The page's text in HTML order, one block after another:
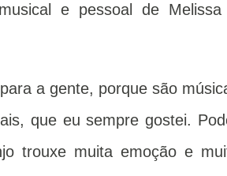
e pessoal de
a gente, porque são
que eu sempre gostei.
trouxe muita emoção e